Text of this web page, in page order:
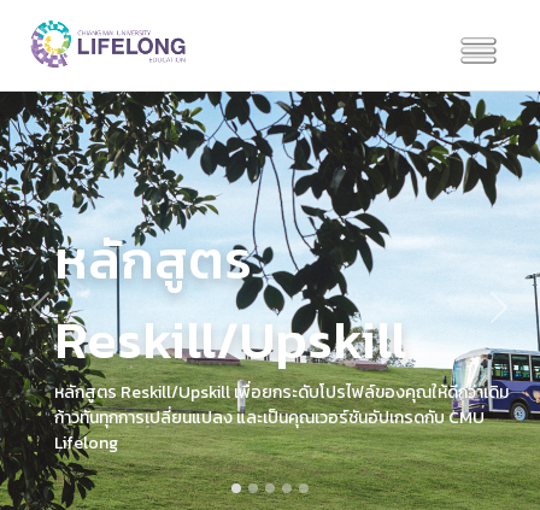
หลักสูตร
Reskill/Upskill
หลักสูตร Reskill/Upskill เพื่อยกระดับโปรไฟล์ของคุณให้ดีกว่าเดิม
ก้าวทันทุกการเปลี่ยนแปลง และเป็นคุณเวอร์ชันอัปเกรดกับ CMU
Lifelong
Previous Next